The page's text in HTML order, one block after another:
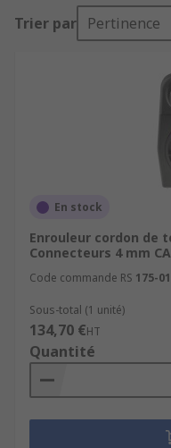
Trier par Pertinence
En stock
Enrouleur cordon de
Connecteurs 4 mm
Code commande RS 175-
Sous-total (1 unité)
134,70 €HT
Quantité